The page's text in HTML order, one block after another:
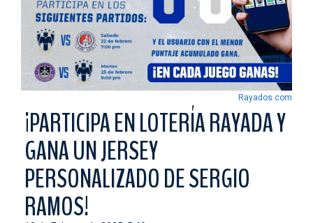
RAYADAS
FUERZAS BÁSICAS
RESPONSABILIDAD SOCIAL
TAQUILLA
TIENDA
ESTADIO
PRENSA
CONTACTO
Rayados.com
¡PARTICIPA EN LOTERÍA RAYADA Y
GANA UN JERSEY
PERSONALIZADO DE SERGIO
RAMOS!